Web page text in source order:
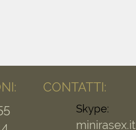
CONTATTI:
Skype:
minirasex.it